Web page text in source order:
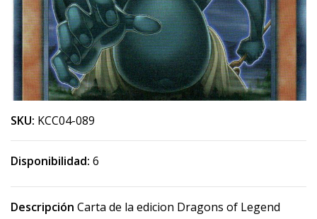
SKU: KCC04-089
Disponibilidad: 6
Descripción Carta de la edicion Dragons of Legend